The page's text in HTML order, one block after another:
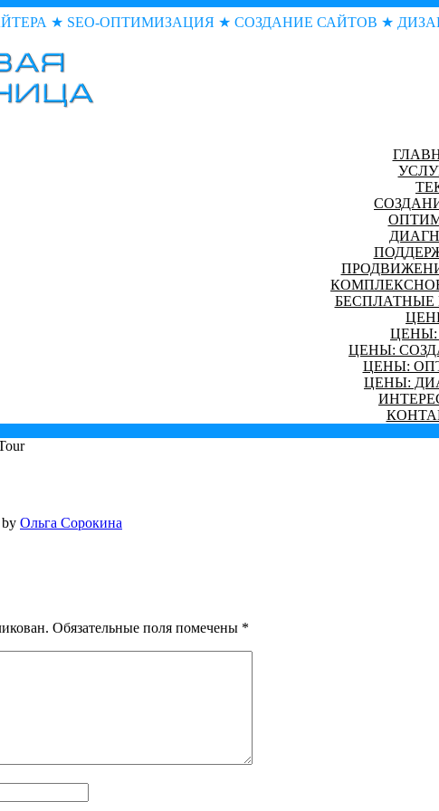
★ SEO-ОПТИМИЗАЦИЯ ★ СОЗДАНИЕ САЙТОВ ★
БЕСПЛАТНЫЕ
ЦЕНЫ:
ЦЕНЫ:
ЦЕНЫ:
ЦЕНЫ:
by Ольга Сорокина
Обязательные поля помечены *